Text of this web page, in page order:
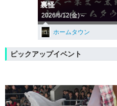
裏怪
2026/6/12(金)～
ホームタウン
ピックアップイベント